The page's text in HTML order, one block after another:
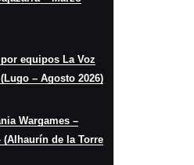
equipos La Voz
– Agosto 2026)
Wargames –
(Alhaurín de la Torre